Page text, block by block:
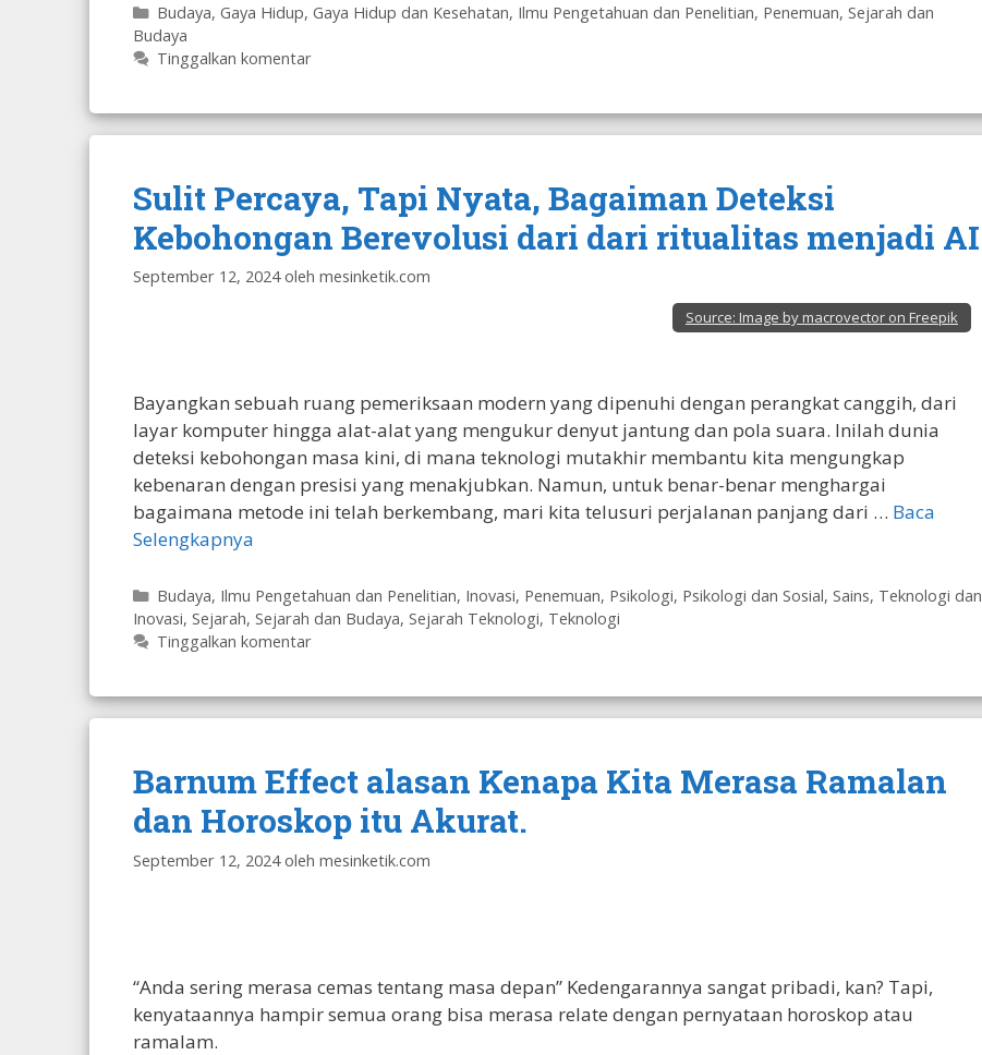
Kategori
Budaya, Gaya Hidup, Gaya Hidup dan Kesehatan, Ilmu Pengetahuan dan Penelitian, Penemuan, Sejarah dan
Budaya
Tinggalkan komentar
Sulit Percaya, Tapi Nyata, Bagaiman Deteksi
Kebohongan Berevolusi dari dari ritualitas menjadi AI
September 12, 2024 oleh mesinketik.com
Source: Image by macrovector on Freepik
Bayangkan sebuah ruang pemeriksaan modern yang dipenuhi dengan perangkat canggih, dari
layar komputer hingga alat-alat yang mengukur denyut jantung dan pola suara. Inilah dunia
deteksi kebohongan masa kini, di mana teknologi mutakhir membantu kita mengungkap
kebenaran dengan presisi yang menakjubkan. Namun, untuk benar-benar menghargai
bagaimana metode ini telah berkembang, mari kita telusuri perjalanan panjang dari … Baca
Selengkapnya
Kategori
Budaya, Ilmu Pengetahuan dan Penelitian, Inovasi, Penemuan, Psikologi, Psikologi dan Sosial, Sains, Teknologi dan
Inovasi, Sejarah, Sejarah dan Budaya, Sejarah Teknologi, Teknologi
Tinggalkan komentar
Barnum Effect alasan Kenapa Kita Merasa Ramalan
dan Horoskop itu Akurat.
September 12, 2024 oleh mesinketik.com
“Anda sering merasa cemas tentang masa depan” Kedengarannya sangat pribadi, kan? Tapi,
kenyataannya hampir semua orang bisa merasa relate dengan pernyataan horoskop atau
ramalam.